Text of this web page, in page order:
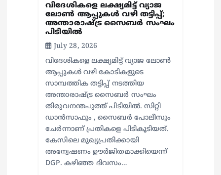
വിദേശികളെ ലക്ഷ്യമിട്ട് വ്യാജ
ലോൺ ആപ്പുകൾ വഴി തട്ടിപ്പ്;
അന്താരാഷ്ട്ര സൈബർ സംഘം
പിടിയിൽ
July 28, 2026
വിദേശികളെ ലക്ഷ്യമിട്ട് വ്യാജ ലോൺ
ആപ്പുകൾ വഴി കോടികളുടെ
സാമ്പത്തിക തട്ടിപ്പ് നടത്തിയ
അന്താരാഷ്ട്ര സൈബർ സംഘം
തിരുവനന്തപുത്ത് പിടിയിൽ. സിറ്റി
ഡാൻസാഫും , സൈബർ പോലീസും
ചേർന്നാണ് പ്രതികളെ പിടികൂടിയത്.
കേസിലെ മുഖ്യപ്രതിക്കായി
അന്വേഷണം ഊർജിതമാക്കിയെന്ന്
DGP. കഴിഞ്ഞ ദിവസം…